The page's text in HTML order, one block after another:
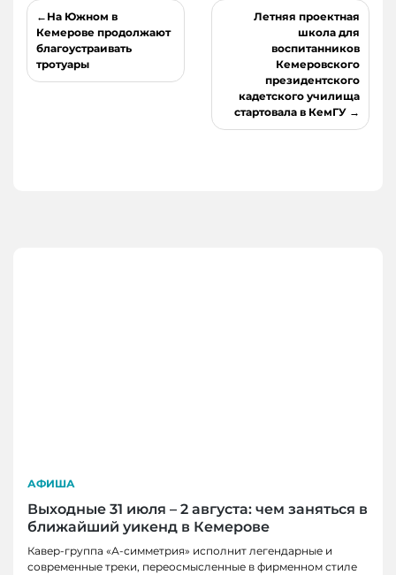
Навигация
по
записям
На Южном в
Кемерове продолжают
благоустраивать
тротуары
Летняя проектная
школа для
воспитанников
Кемеровского
президентского
кадетского училища
стартовала в КемГУ
АФИША
Выходные 31 июля – 2 августа: чем заняться в
ближайший уикенд в Кемерове
Кавер-группа «А-симметрия» исполнит легендарные и
современные треки, переосмысленные в фирменном стиле